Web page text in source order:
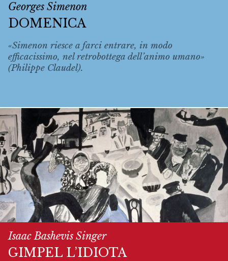
Georges Simenon
DOMENICA
«Simenon riesce a farci entrare, in modo
efficacissimo, nel retrobottega dell’animo umano»
(Philippe Claudel).
Isaac Bashevis Singer
GIMPEL L’IDIOTA